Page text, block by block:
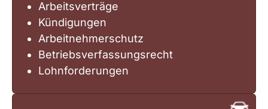
Arbeitsverträge
Kündigungen
Arbeitnehmerschutz
Betriebsverfassungsrecht
Lohnforderungen